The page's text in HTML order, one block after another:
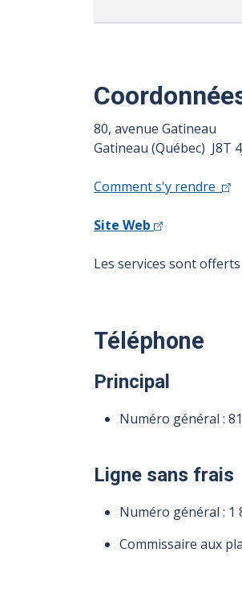
80, avenue Gatineau
Gatineau (Québec) J8T
Comment s'y rendre
Site Web
Les services sont
Téléphone
Principal
Numéro général :
Ligne sans frais
Numéro général : 1
Commissaire aux